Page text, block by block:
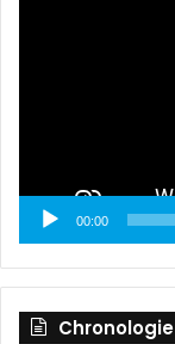
00:00
Chronologie